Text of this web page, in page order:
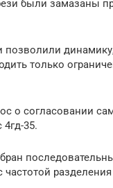
были замазаны
позволили
только
о согласовании
4гд-35.
частотой